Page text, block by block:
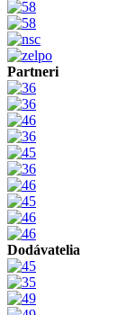
Partneri
Dodávatelia